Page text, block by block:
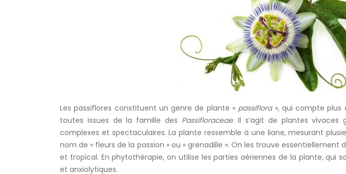
Les passiflores constituent un genre de plante « passiflora», qui compte plus
toutes issues de la famille des Passifloraceae. Il s’agit de plantes vivaces
complexes et spectaculaires. La plante ressemble à une liane, mesurant
nom de « fleurs de la passion » ou « grenadille ». On les trouve
et tropical. En phytothérapie, on utilise les parties aériennes de la plante, qui
et anxiolytiques.